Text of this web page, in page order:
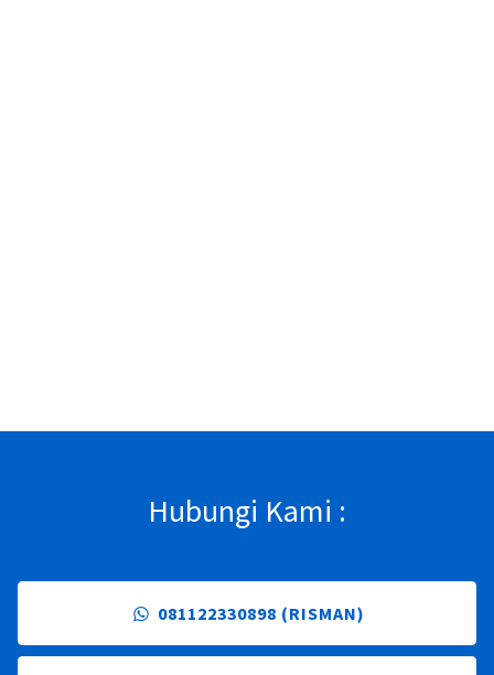
Hubungi Kami :
081122330898 (RISMAN)